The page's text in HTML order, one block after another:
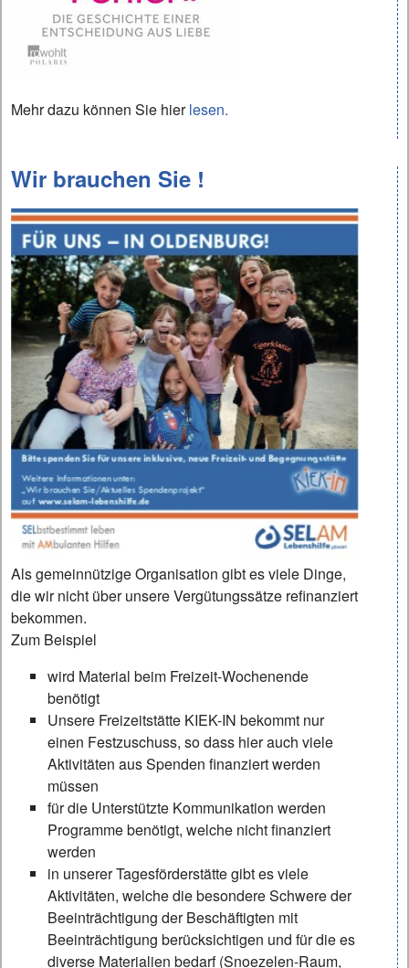
Mehr dazu können Sie hierlesen.
Wir brauchen Sie !
Als gemeinnützige Organisation gibt es viele Dinge,
die wir nicht über unsere Vergütungssätze refinanziert
bekommen.
Zum Beispiel
wird Material beim Freizeit-Wochenende
benötigt
Unsere Freizeitstätte KIEK-IN bekommt nur
einen Festzuschuss, so dass hier auch viele
Aktivitäten aus Spenden finanziert werden
müssen
für die Unterstützte Kommunikation werden
Programme benötigt, welche nicht finanziert
werden
in unserer Tagesförderstätte gibt es viele
Aktivitäten, welche die besondere Schwere der
Beeinträchtigung der Beschäftigten mit
Beeinträchtigung berücksichtigen und für die es
diverse Materialien bedarf (Snoezelen-Raum,